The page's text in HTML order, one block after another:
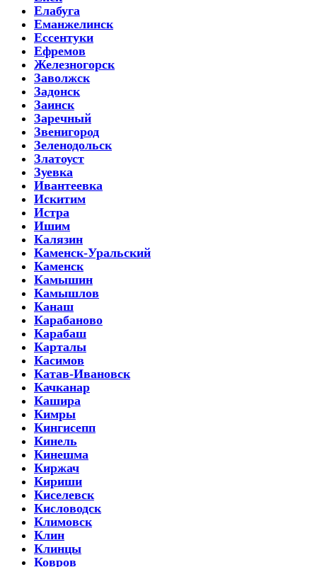
Елабуга
Еманжелинск
Ессентуки
Ефремов
Железногорск
Заволжск
Задонск
Заинск
Заречный
Звенигород
Зеленодольск
Златоуст
Зуевка
Ивантеевка
Искитим
Истра
Ишим
Калязин
Каменск-Уральский
Каменск
Камышин
Камышлов
Канаш
Карабаново
Карабаш
Карталы
Касимов
Катав-Ивановск
Качканар
Кашира
Кимры
Кингисепп
Кинель
Кинешма
Киржач
Кириши
Киселевск
Кисловодск
Климовск
Клин
Клинцы
Ковров